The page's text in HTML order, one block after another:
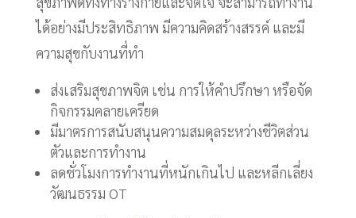
ได้อย่างมีประสิทธิภาพ มีความคิดสร้างสรรค์ และมี
ความสุขกับงานที่ทำ
ส่งเสริมสุขภาพจิต เช่น การให้คำปรึกษา หรือจัด
กิจกรรมคลายเครียด
มีมาตรการสนับสนุนความสมดุลระหว่างชีวิตส่วน
ตัวและการทำงาน
ลดชั่วโมงการทำงานที่หนักเกินไป และหลีกเลี่ยง
วัฒนธรรม OT